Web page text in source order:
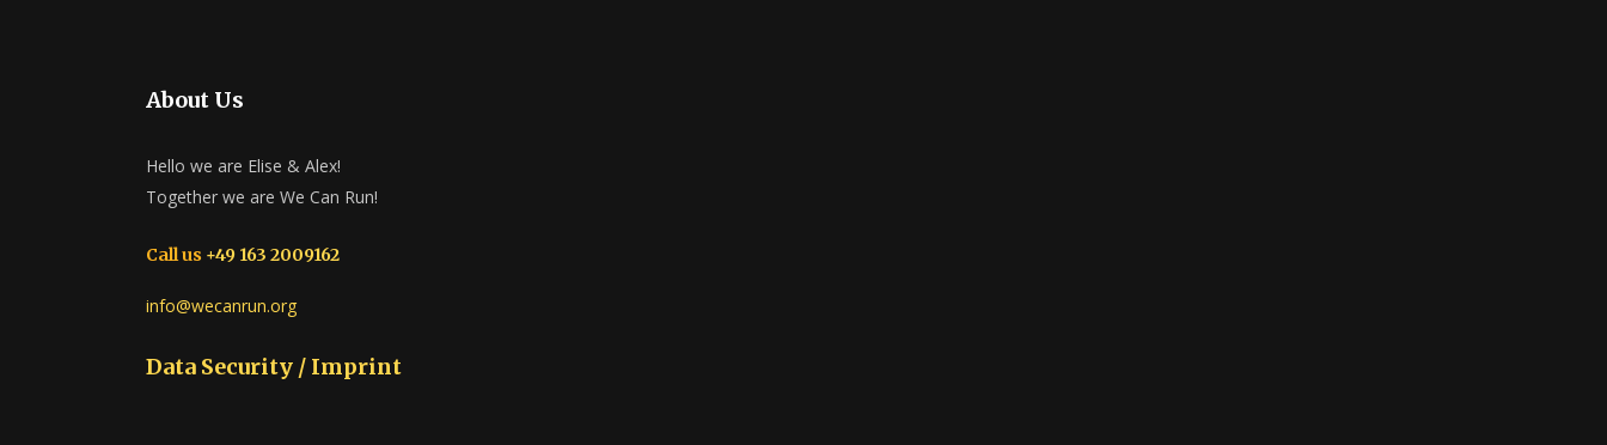
About Us
Hello we are Elise & Alex!
Together we are We Can Run!
Call us +49 163 2009162
info@wecanrun.org
Data Security / Imprint